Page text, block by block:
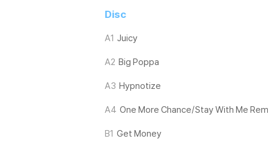
가능합니다
※ 컬러 디스크
1) 컬러 디스크는 웹 이미지와 실제 색상이 차이
2) 컬러 디스크의 특성상 제작 공정시 앨범마다
3) 컬러 디스크는 제작 과정에서 다른 색상 염
1) 불량으로 인한 반품/교환 요청 시에는 불량
Disc
A1 Juicy
A2 Big Poppa
A3 Hypnotize
A4 One More Chance/Stay With Me
B1 Get Money